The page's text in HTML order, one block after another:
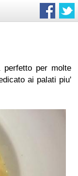
perfetto per molte
ai palati piu'